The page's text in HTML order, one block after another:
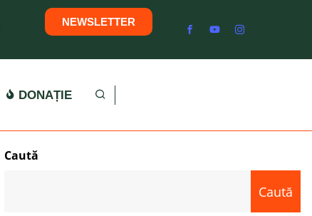
NEWSLETTER
DONAȚIE
Caută
Caută